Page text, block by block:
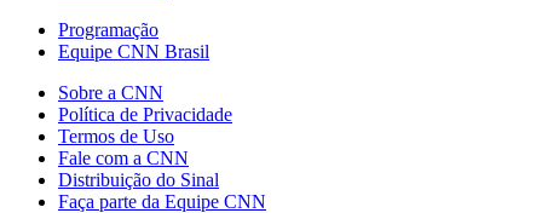
Programação
Equipe CNN Brasil
Sobre a CNN
Política de Privacidade
Termos de Uso
Fale com a CNN
Distribuição do Sinal
Faça parte da Equipe CNN